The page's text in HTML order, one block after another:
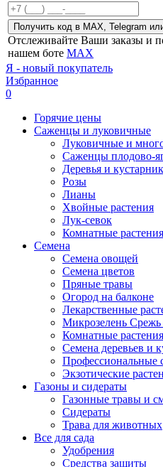
Получить код в MAX, Telegram
Отслеживайте Ваши заказы и
нашем боте MAX
Я - новый покупатель
Избранное
0
Горячие цены
Саженцы и луковичные
Луковичные и
Саженцы плодово-
Деревья и
Розы
Лианы
Хвойные растения
Лук-севок
Комнатные растения
Семена
Семена овощей
Семена цветов
Пряные травы
Огород на балконе
Лекарственные
Микрозелень
Комнатные растения
Семена деревьев и
Профессиональные
Экзотические
Газоны и сидераты
Газонные травы и
Сидераты
Трава для животных
Все для сада
Удобрения
Средства защиты